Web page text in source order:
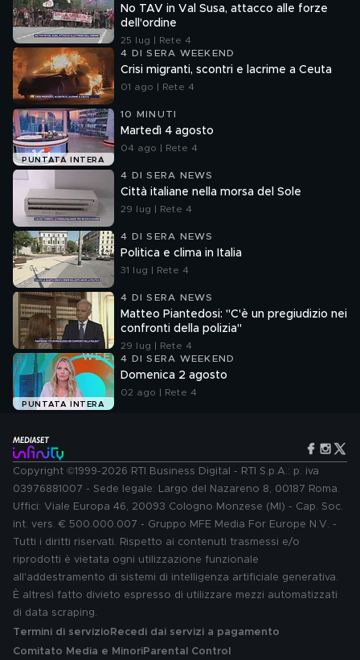
No TAV in Val Susa, attacco alle forze
dell'ordine
25 lug | Rete 4
4 DI SERA WEEKEND
Crisi migranti, scontri e lacrime a Ceuta
01 ago | Rete 4
PUNTATA INTERA
10 MINUTI
Martedì 4 agosto
04 ago | Rete 4
4 DI SERA NEWS
Città italiane nella morsa del Sole
29 lug | Rete 4
4 DI SERA NEWS
Politica e clima in Italia
31 lug | Rete 4
4 DI SERA NEWS
Matteo Piantedosi: "C'è un pregiudizio nei
confronti della polizia"
29 lug | Rete 4
PUNTATA INTERA
4 DI SERA WEEKEND
Domenica 2 agosto
02 ago | Rete 4
Copyright ©1999-2026 RTI Business Digital - RTI S.p.A.: p. iva
03976881007 - Sede legale: Largo del Nazareno 8, 00187 Roma.
Uffici: Viale Europa 46, 20093 Cologno Monzese (MI) - Cap. Soc.
int. vers. € 500.000.007 - Gruppo MFE Media For Europe N.V. -
Tutti i diritti riservati. Rispetto ai contenuti trasmessi e/o
riprodotti è vietata ogni utilizzazione funzionale
all'addestramento di sistemi di intelligenza artificiale generativa.
È altresì fatto divieto espresso di utilizzare mezzi automatizzati
di data scraping.
Termini di servizio Recedi dai servizi a pagamento
Comitato Media e MinoriParental Control